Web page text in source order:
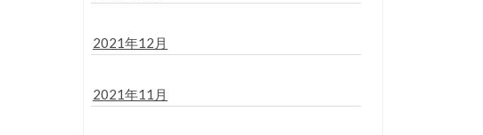
2021年12月
2021年11月